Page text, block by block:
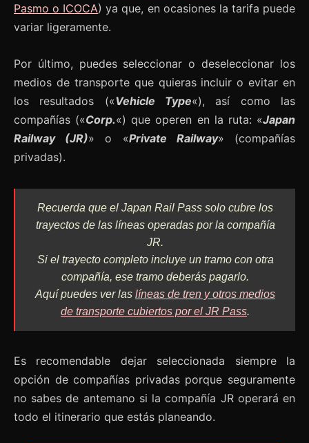
Pasmo o ICOCA) ya que, en ocasiones la tarifa puede
variar ligeramente.
Por último, puedes seleccionar o deseleccionar los
medios de transporte que quieras incluir o evitar en
los resultados («Vehicle Type«), así como las
compañías («Corp.«) que operen en la ruta: «Japan
Railway (JR)» o «Private Railway» (compañías
privadas).
Recuerda que el Japan Rail Pass solo cubre los
trayectos de las líneas operadas por la compañía
JR.
Si el trayecto completo incluye un tramo con otra
compañía, ese tramo deberás pagarlo.
Aquí puedes ver las líneas de tren y otros medios
de transporte cubiertos por el JR Pass.
Es recomendable dejar seleccionada siempre la
opción de compañías privadas porque seguramente
no sabes de antemano si la compañía JR operará en
todo el itinerario que estás planeando.